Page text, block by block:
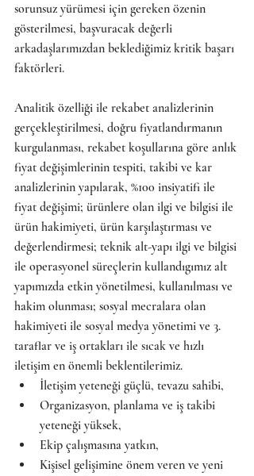
sorunsuz yürümesi için gereken özenin
gösterilmesi, başvuracak değerli
arkadaşlarımızdan beklediğimiz kritik başarı
faktörleri.
Analitik özelliği ile rekabet analizlerinin
gerçekleştirilmesi, doğru fiyatlandırmanın
kurgulanması, rekabet koşullarına göre anlık
fiyat değişimlerinin tespiti, takibi ve kar
analizlerinin yapılarak, %100 insiyatifi ile
fiyat değişimi; ürünlere olan ilgi ve bilgisi ile
ürün hakimiyeti, ürün karşılaştırması ve
değerlendirmesi; teknik alt-yapı ilgi ve bilgisi
ile operasyonel süreçlerin kullandıgımız alt
yapımızda etkin yönetilmesi, kullanılması ve
hakim olunması; sosyal mecralara olan
hakimiyeti ile sosyal medya yönetimi ve 3.
taraflar ve iş ortakları ile sıcak ve hızlı
iletişim en önemli beklentilerimiz.
İletişim yeteneği güçlü, tevazu sahibi,
Organizasyon, planlama ve iş takibi
yeteneği yüksek,
Ekip çalışmasına yatkın,
Kişisel gelişimine önem veren ve yeni